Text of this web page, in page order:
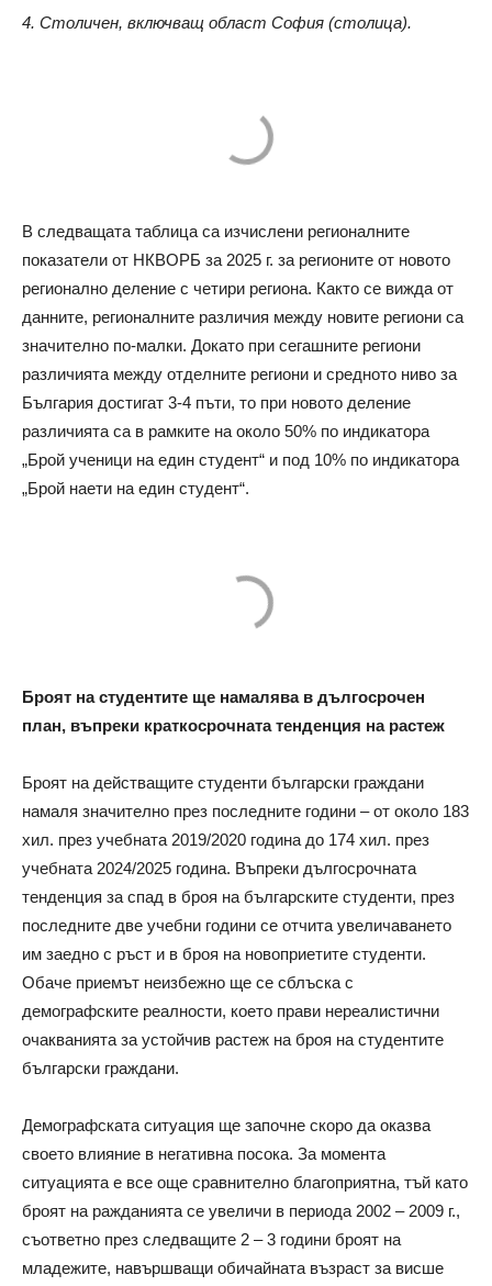
4. Столичен, включващ област София (столица).
В следващата таблица са изчислени регионалните
показатели от НКВОРБ за 2025 г. за регионите от новото
регионално деление с четири региона. Както се вижда от
данните, регионалните различия между новите региони са
значително по-малки. Докато при сегашните региони
различията между отделните региони и средното ниво за
България достигат 3-4 пъти, то при новото деление
различията са в рамките на около 50% по индикатора
„Брой ученици на един студент“ и под 10% по индикатора
„Брой наети на един студент“.
Броят на студентите ще намалява в дългосрочен
план, въпреки краткосрочната тенденция на растеж
Броят на действащите студенти български граждани
намаля значително през последните години – от около 183
хил. през учебната 2019/2020 година до 174 хил. през
учебната 2024/2025 година. Въпреки дългосрочната
тенденция за спад в броя на българските студенти, през
последните две учебни години се отчита увеличаването
им заедно с ръст и в броя на новоприетите студенти.
Обаче приемът неизбежно ще се сблъска с
демографските реалности, което прави нереалистични
очакванията за устойчив растеж на броя на студентите
български граждани.
Демографската ситуация ще започне скоро да оказва
своето влияние в негативна посока. За момента
ситуацията е все още сравнително благоприятна, тъй като
броят на ражданията се увеличи в периода 2002 – 2009 г.,
съответно през следващите 2 – 3 години броят на
младежите, навършващи обичайната възраст за висше